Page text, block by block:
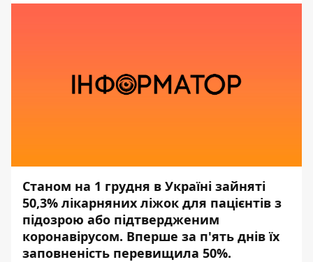
Станом на 1 грудня в Україні зайняті
50,3% лікарняних ліжок для пацієнтів з
підозрою або підтвердженим
коронавірусом. Вперше за п'ять днів їх
заповненість перевищила 50%.